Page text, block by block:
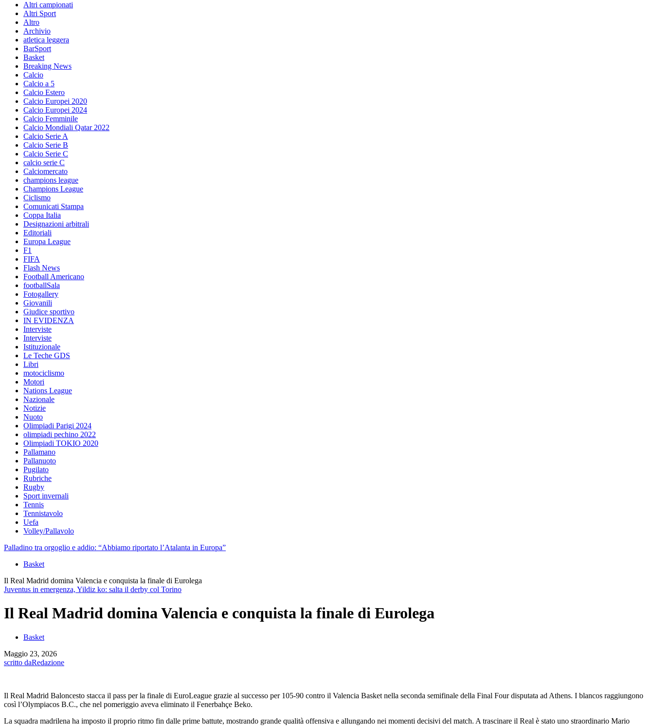
Altri campionati
Altri Sport
Altro
Archivio
atletica leggera
BarSport
Basket
Breaking News
Calcio
Calcio a 5
Calcio Estero
Calcio Europei 2020
Calcio Europei 2024
Calcio Femminile
Calcio Mondiali Qatar 2022
Calcio Serie A
Calcio Serie B
Calcio Serie C
calcio serie C
Calciomercato
champions league
Champions League
Ciclismo
Comunicati Stampa
Coppa Italia
Designazioni arbitrali
Editoriali
Europa League
F1
FIFA
Flash News
Football Americano
footballSala
Fotogallery
Giovanili
Giudice sportivo
IN EVIDENZA
Interviste
Interviste
Istituzionale
Le Teche GDS
Libri
motociclismo
Motori
Nations League
Nazionale
Notizie
Nuoto
Olimpiadi Parigi 2024
olimpiadi pechino 2022
Olimpiadi TOKIO 2020
Pallamano
Pallanuoto
Pugilato
Rubriche
Rugby
Sport invernali
Tennis
Tennistavolo
Uefa
Volley/Pallavolo
Palladino tra orgoglio e addio: “Abbiamo riportato l’Atalanta in Europa”
Basket
Il Real Madrid domina Valencia e conquista la finale di Eurolega
Juventus in emergenza, Yildiz ko: salta il derby col Torino
Il Real Madrid domina Valencia e conquista la finale di Eurolega
Basket
Maggio 23, 2026
scritto daRedazione
Il Real Madrid Baloncesto stacca il pass per la finale di EuroLeague grazie al successo per 105-90 contro il Valencia Basket nella seconda semifinale della Final Four disputata ad Athens. I blancos raggiungono
così l’Olympiacos B.C., che nel pomeriggio aveva eliminato il Fenerbahçe Beko.
La squadra madrilena ha imposto il proprio ritmo fin dalle prime battute, mostrando grande qualità offensiva e allungando nei momenti decisivi del match. A trascinare il Real è stato uno straordinario Mario